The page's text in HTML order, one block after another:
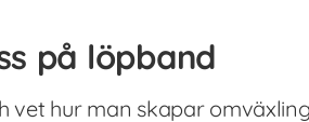
på löpband
vet hur man skapar